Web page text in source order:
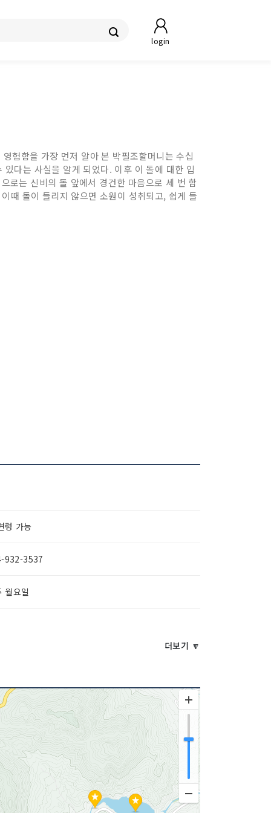
login
험함을 가장 먼저 알아 본 박필조할머니는 수십
다는 사실을 알게 되었다. 이후 이 돌에 대한 입
로는 신비의 돌 앞에서 경건한 마음으로 세 번 합
때 돌이 들리지 않으면 소원이 성취되고, 쉽게 들
령 가능
932-3537
월요일
더보기 🔽